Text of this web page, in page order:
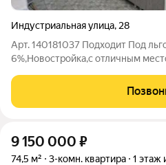
Индустриальная улица, 28
Арт. 140181037 Подходит Под
6%,Новостройка,с отличным
площадкой(Ведется
Подъезд с выходом на обе
9 150 000 ₽
74,5 м² 3-комн. квартира 1 этаж